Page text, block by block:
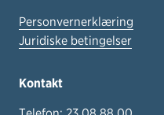
Personvernerklæring
Juridiske betingelser
Kontakt